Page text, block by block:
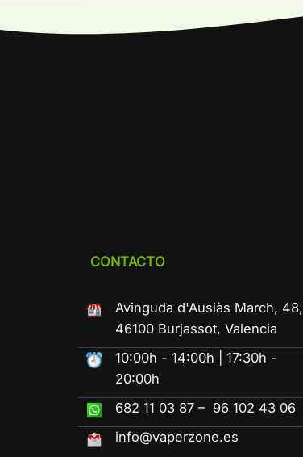
CONTACTO
Avinguda d'Ausiàs March, 48,
46100 Burjassot, Valencia
10:00h - 14:00h | 17:30h -
20:00h
682 11 03 87 – 96 102 43 06
info@vaperzone.es